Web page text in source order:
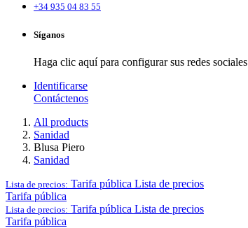
+34 935 04 83 55
Síganos
Haga clic aquí para configurar sus redes sociales
Identificarse
Contáctenos
All products
Sanidad
Blusa Piero
Sanidad
Lista de precios: Tarifa pública Lista de precios
Tarifa pública
Lista de precios: Tarifa pública Lista de precios
Tarifa pública